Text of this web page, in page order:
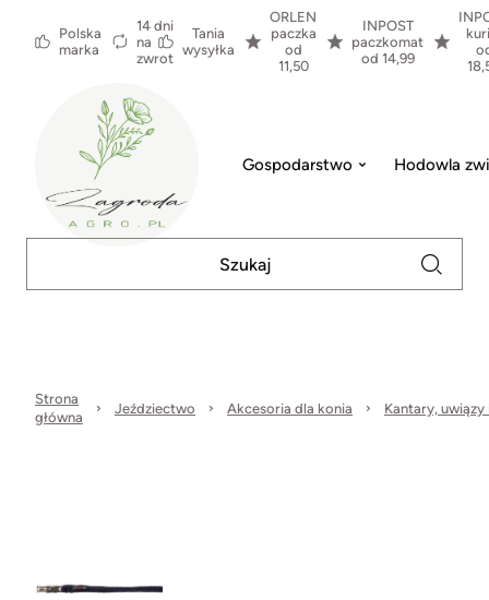
Polska
marka
14 dni
na
zwrot
Tania
wysyłka
ORLEN
paczka
od
11,50
INPOST
paczkomat
od 14,99
Gospodarstwo Hodowla
Strona
główna
Jeździectwo Akcesoria dla konia Kantary, uwiązy